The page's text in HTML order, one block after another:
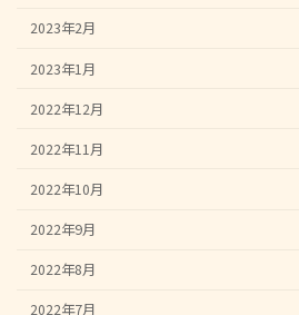
2023年2月
2023年1月
2022年12月
2022年11月
2022年10月
2022年9月
2022年8月
2022年7月